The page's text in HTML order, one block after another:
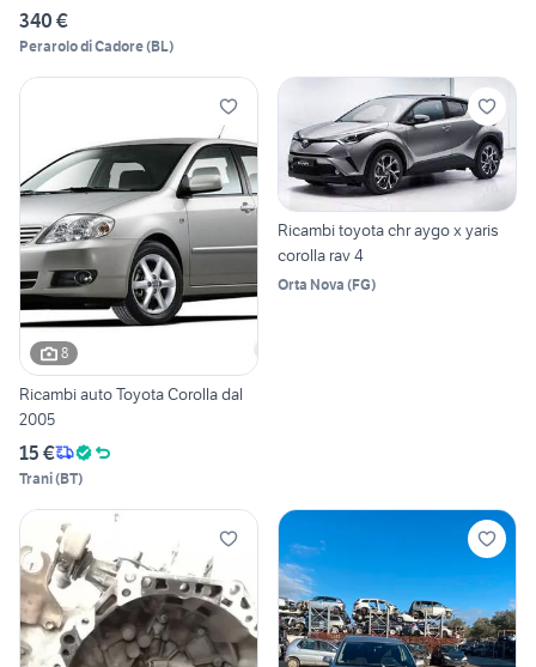
340 €
Perarolo di Cadore(BL)
8
Ricambi auto Toyota Corolla dal
2005
15 €
Trani(BT)
Ricambi toyota chr aygo x yaris
corolla rav 4
Orta Nova (FG)